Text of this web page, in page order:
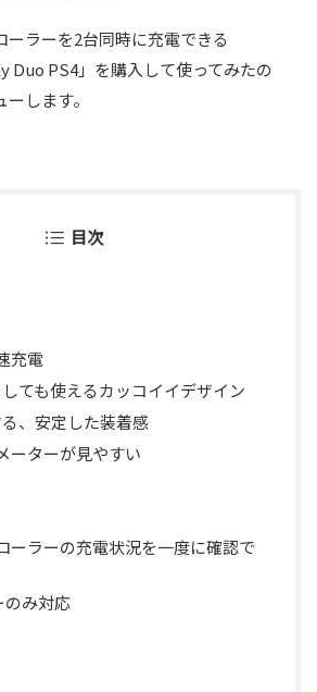
ーラーを2台同時に充電できる
Duo PS4」を購入して使ってみたの
ーします。
目次
充電
ても使えるカッコイイデザイン
、安定した装着感
ーターが見やすい
ーラーの充電状況を一度に確認で
のみ対応